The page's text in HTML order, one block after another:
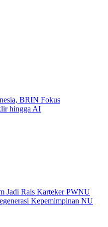
BRIN Fokus
hingga AI
Jadi Rais Karteker PWNU
Kepemimpinan NU